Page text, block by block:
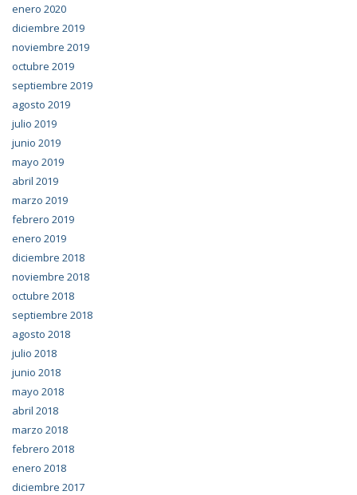
enero 2020
diciembre 2019
noviembre 2019
octubre 2019
septiembre 2019
agosto 2019
julio 2019
junio 2019
mayo 2019
abril 2019
marzo 2019
febrero 2019
enero 2019
diciembre 2018
noviembre 2018
octubre 2018
septiembre 2018
agosto 2018
julio 2018
junio 2018
mayo 2018
abril 2018
marzo 2018
febrero 2018
enero 2018
diciembre 2017